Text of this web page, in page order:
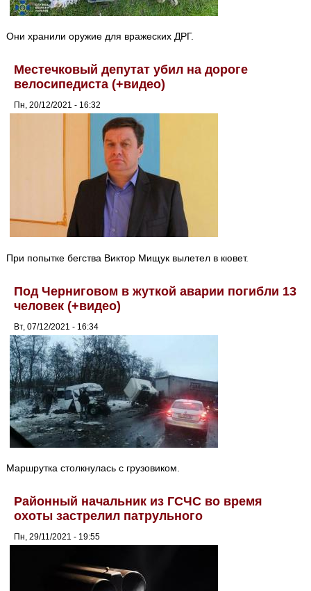
Они хранили оружие для вражеских ДРГ.
Местечковый депутат убил на дороге
велосипедиста (+видео)
Пн, 20/12/2021 - 16:32
При попытке бегства Виктор Мищук вылетел в кювет.
Под Черниговом в жуткой аварии погибли 13
человек (+видео)
Вт, 07/12/2021 - 16:34
Маршрутка столкнулась с грузовиком.
Районный начальник из ГСЧС во время
охоты застрелил патрульного
Пн, 29/11/2021 - 19:55